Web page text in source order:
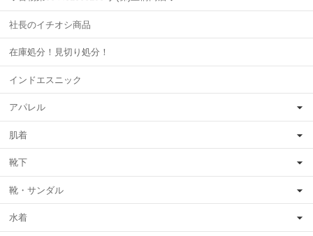
社長のイチオシ商品
在庫処分！見切り処分！
インドエスニック
アパレル
肌着
靴下
靴・サンダル
水着